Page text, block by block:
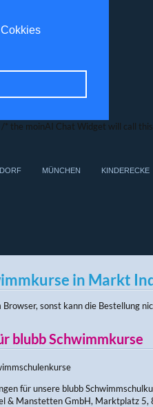
the moinAI Chat Widget will call
MÜNCHEN KINDERECKE
in Markt
sonst kann die Bestellung
blubb Schwimmkurse
für unsere blubb
& Manstetten GmbH, Marktplatz